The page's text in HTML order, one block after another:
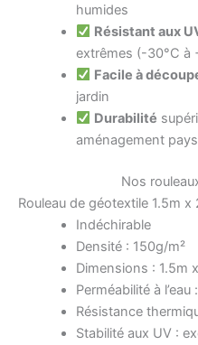
humides
Résistant aux
extrêmes (-30°C à
Facile à
jardin
Durabilité
aménagement
Nos
Rouleau de géotextile 1.5m
Indéchirable
Densité : 150g/m²
Dimensions : 1.5m
Perméabilité à
Résistance
Stabilité aux UV :